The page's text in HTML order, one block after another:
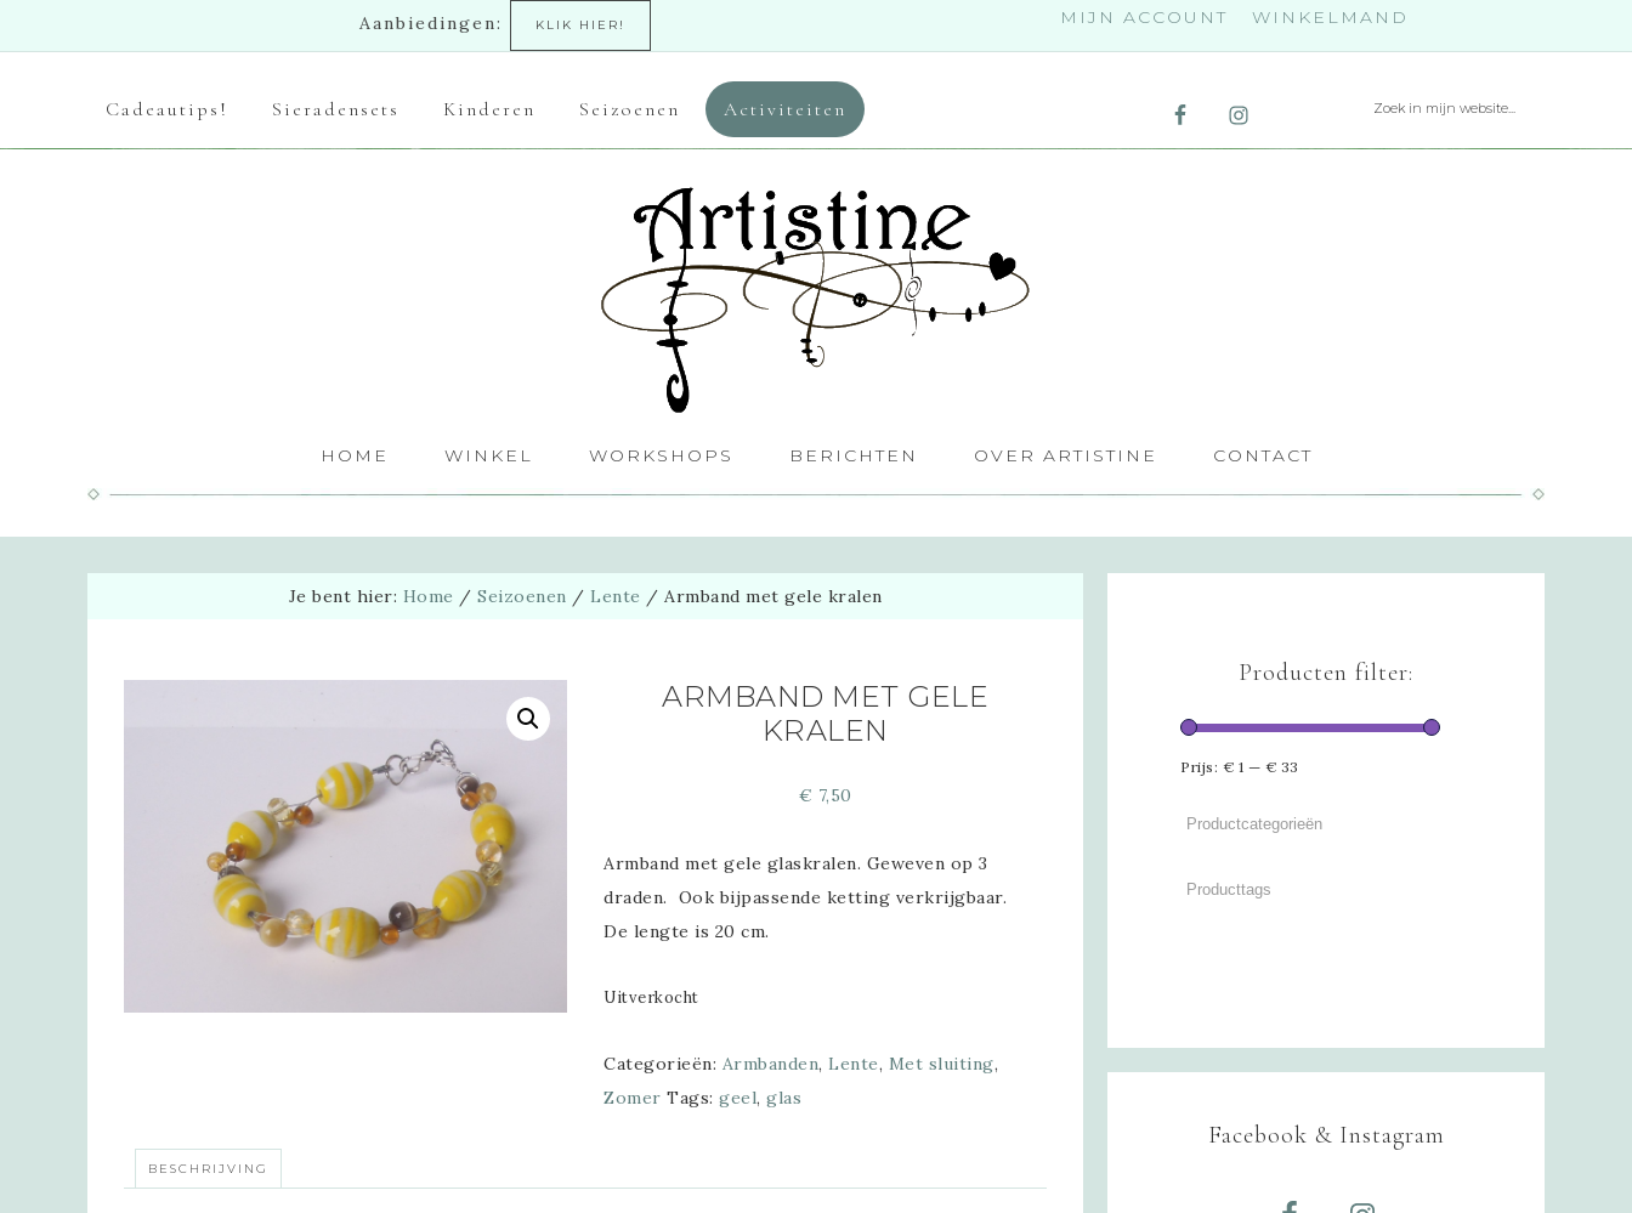
Aanbiedingen: KLIK HIER! MIJN ACCOUNT WINKELMAND
Cadeautips! Sieradensets Kinderen Seizoenen Activiteiten
HOME WINKEL WORKSHOPS BERICHTEN OVER ARTISTINE CONTACT
Je bent hier: Home / Seizoenen / Lente / Armband met gele kralen
ARMBAND MET GELE
KRALEN
€ 7,50
Armband met gele glaskralen. Geweven op 3
draden. Ook bijpassende ketting verkrijgbaar.
De lengte is 20 cm.
Uitverkocht
Categorieën: Armbanden,Lente, Met sluiting,
Zomer Tags:geel,glas
BESCHRIJVING
Producten filter:
Prijs: € 1 — € 33
Facebook & Instagram